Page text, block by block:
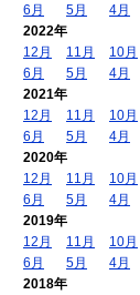
6月
5月 4月
2022年
12月
11月 10月
6月
5月 4月
2021年
12月
11月 10月
6月
5月 4月
2020年
12月
11月 10月
6月
5月 4月
2019年
12月
11月 10月
6月
5月 4月
2018年